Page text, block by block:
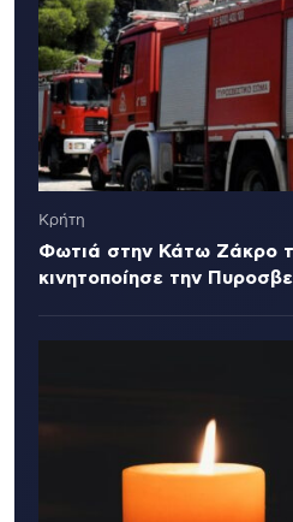
Κρήτη
Φωτιά στην Κάτω Ζάκρο
κινητοποίησε την